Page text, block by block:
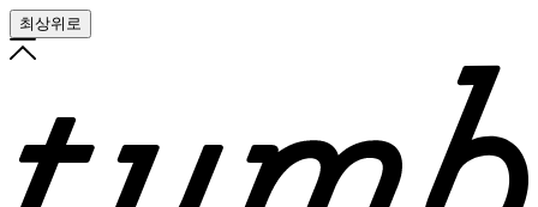
최상위로